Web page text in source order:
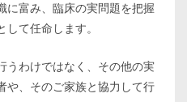
に富み、臨床の実問題を把握
して任命します。
うわけではなく、その他の実
や、そのご家族と協力して行